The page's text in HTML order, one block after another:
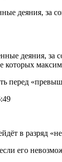
деяния, за
деяния, за
перед
в разряд
его